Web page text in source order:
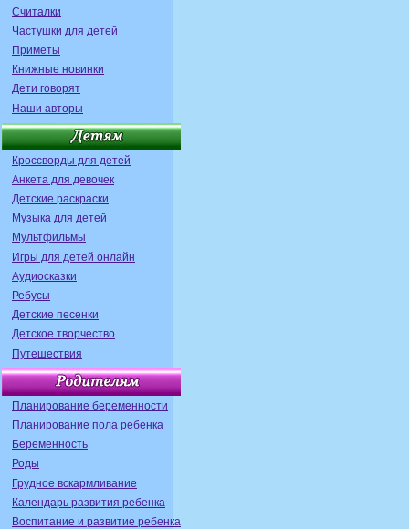
Считалки
Частушки для детей
Приметы
Книжные новинки
Дети говорят
Наши авторы
Кроссворды для детей
Анкета для девочек
Детские раскраски
Музыка для детей
Мультфильмы
Игры для детей онлайн
Аудиосказки
Ребусы
Детские песенки
Детское творчество
Путешествия
Планирование беременности
Планирование пола ребенка
Беременность
Роды
Грудное вскармливание
Календарь развития ребенка
Воспитание и развитие ребенка